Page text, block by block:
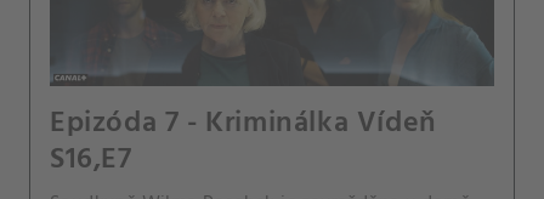
Epizóda 7 - Kriminálka Vídeň
S16,E7